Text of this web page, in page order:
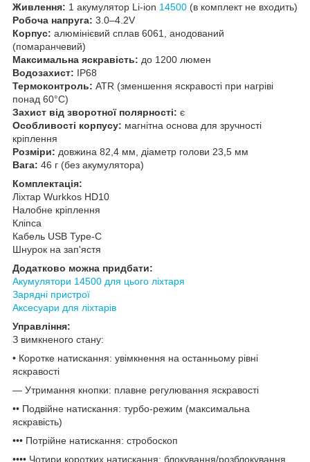
Живлення: 1 акумулятор Li-ion 14500 (в комплект не входить)
Робоча напруга: 3.0–4.2V
Корпус: алюмінієвий сплав 6061, анодований
(помаранчевий)
Максимальна яскравість: до 1200 люмен
Водозахист: IP68
Термоконтроль: ATR (зменшення яскравості при нагріві
понад 60°C)
Захист від зворотної полярності: є
Особливості корпусу: магнітна основа для зручності
кріплення
Розміри: довжина 82,4 мм, діаметр голови 23,5 мм
Вага: 46 г (без акумулятора)
Комплектація:
Ліхтар Wurkkos HD10
Налобне кріплення
Кліпса
Кабель USB Type-C
Шнурок на зап'ястя
Додатково можна придбати:
Акумулятори 14500 для цього ліхтаря
Зарядні пристрої
Аксесуари для ліхтарів
Управління:
З вимкненого стану:
• Коротке натискання: увімкнення на останньому рівні
яскравості
— Утримання кнопки: плавне регулювання яскравості
•• Подвійне натискання: турбо-режим (максимальна
яскравість)
••• Потрійне натискання: стробоскоп
•••• Чотири коротких натискання: блокування/розблокування